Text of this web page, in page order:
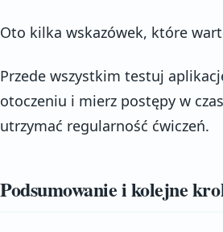
Oto kilka wskazówek, które
Przede wszystkim testuj
otoczeniu i mierz postępy w
utrzymać regularność ćwiczeń.
Podsumowanie i kolejne